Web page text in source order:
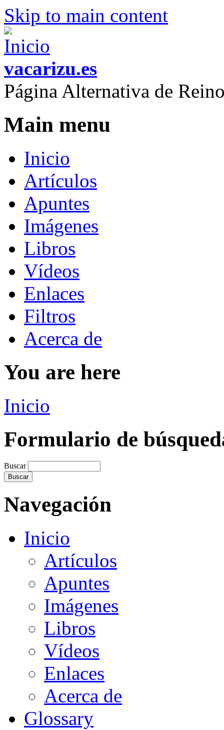
Skip to main content
vacarizu.es
Página Alternativa de
Main menu
Inicio
Artículos
Apuntes
Imágenes
Libros
Vídeos
Enlaces
Filtros
Acerca de
You are here
Inicio
Formulario de
Buscar
Navegación
Inicio
Artículos
Apuntes
Imágenes
Libros
Vídeos
Enlaces
Acerca de
Glossary